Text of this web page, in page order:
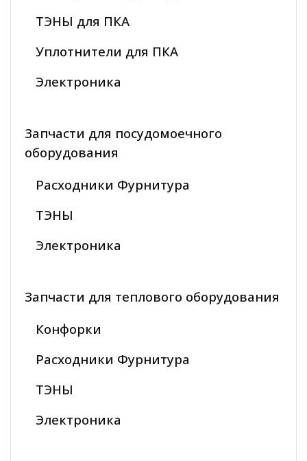
ТЭНЫ для ПКА
Уплотнители для ПКА
Электроника
Запчасти для посудомоечного
оборудования
Расходники Фурнитура
ТЭНЫ
Электроника
Запчасти для теплового оборудования
Конфорки
Расходники Фурнитура
ТЭНЫ
Электроника